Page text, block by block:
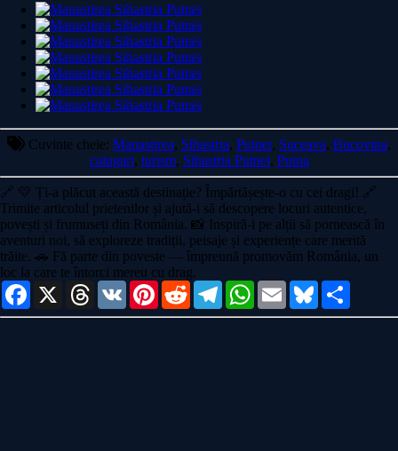
Cuvinte cheie: Manastirea, Sihastria, Putnei, Suceava, Bucovina,
calugari, turism, Sihastria Putnei, Putna
🔗 💛 Ți-a plăcut această destinație? Împărtășește-o cu cei dragi! 🔗
Trimite articolul prietenilor și ajută-i să descopere locuri autentice,
povești și frumuseți din România. 📸 Inspiră-i pe alții să pornească în
aventuri noi, să exploreze tradiții, peisaje și experiențe care merită
trăite. 🚗 Fă parte din poveste — împreună promovăm România, un
loc la care te întorci mereu cu drag.
Facebook
X ThreadsVK PinterestRedditTelegramWhatsApp
Email Bluesky